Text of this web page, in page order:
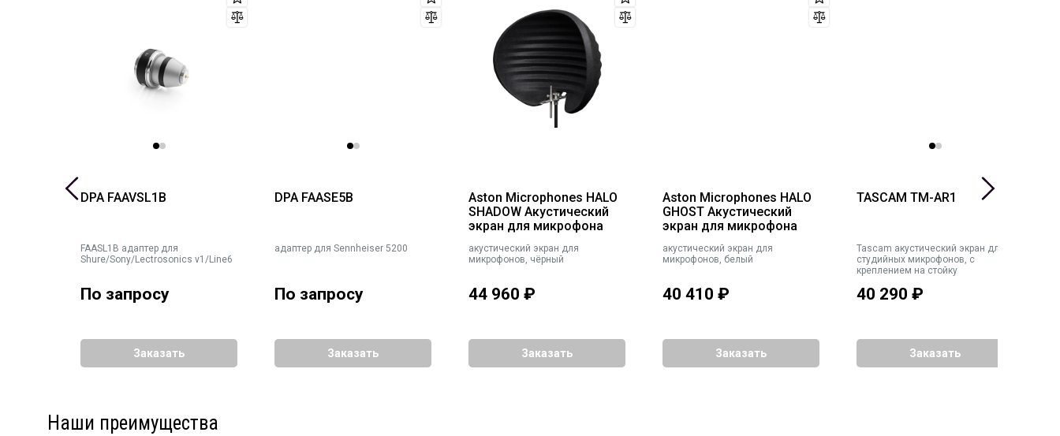
DPA FAAVSL1B
FAASL1B адаптер для
Shure/Sony/Lectrosonics v1/Line6
По запросу
Заказать
DPA FAASE5B
адаптер для Sennheiser 5200
По запросу
Заказать
Aston Microphones HALO
SHADOW Акустический
экран для микрофона
акустический экран для
микрофонов, чёрный
44 960 ₽
Заказать
Aston Microphones HALO
GHOST Акустический
экран для микрофона
акустический экран для
микрофонов, белый
40 410 ₽
Заказать
TASCAM TM-AR1
Tascam акустический экран для
студийных микрофонов, с
креплением на стойку
40 290 ₽
Заказать
Наши преимущества